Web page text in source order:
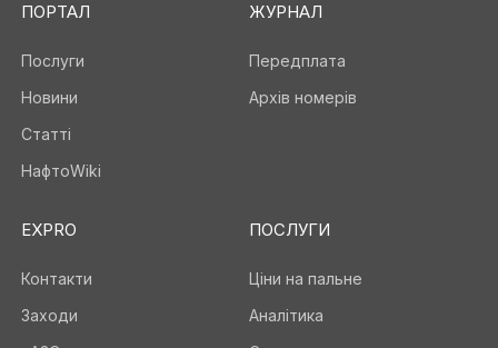
ПОРТАЛ
Послуги
Новини
Статті
НафтоWiki
ЖУРНАЛ
Передплата
Архів номерів
EXPRO
Контакти
Заходи
ПОСЛУГИ
Ціни на пальне
Аналітика